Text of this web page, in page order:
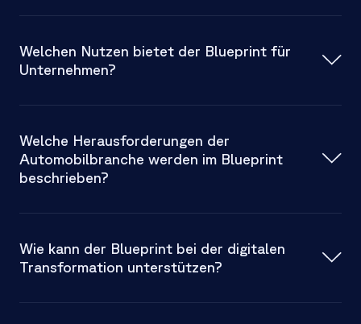
Schlüsselthemen
Welchen Nutzen bietet der Blueprint für
Unternehmen?
digitale Chancen
besser zu verstehen
Welche Herausforderungen der
Automobilbranche werden im Blueprint
beschrieben?
Fragmentierung der
Wie kann der Blueprint bei der digitalen
Transformation unterstützen?